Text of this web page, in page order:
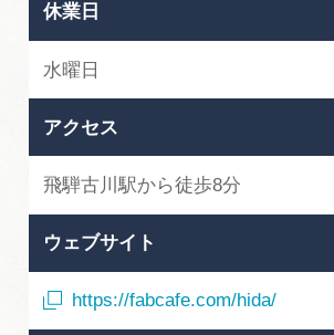
休業日
水曜日
アクセス
飛騨古川駅から徒歩8分
ウェブサイト
https://fabcafe.com/hida/